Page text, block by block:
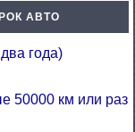
АВТО
года)
50000 км или раз